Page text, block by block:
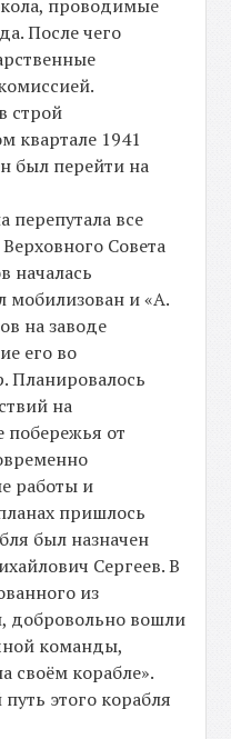
проводимые
После чего
строй
квартале 1941
был перейти на
перепутала все
Совета
началась
мобилизован и «А.
на заводе
его во
Планировалось
на
побережья от
работы и
пришлось
был назначен
Сергеев. В
из
добровольно вошли
команды,
своём корабле».
этого корабля